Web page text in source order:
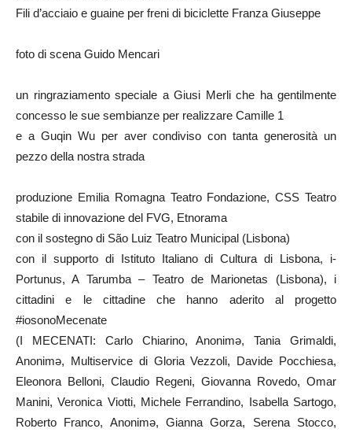
Fili d’acciaio e guaine per freni di biciclette Franza Giuseppe
foto di scena Guido Mencari
un ringraziamento speciale a Giusi Merli che ha gentilmente
concesso le sue sembianze per realizzare Camille 1
e a Guqin Wu per aver condiviso con tanta generosità un
pezzo della nostra strada
produzione Emilia Romagna Teatro Fondazione, CSS Teatro
stabile di innovazione del FVG, Etnorama
con il sostegno di São Luiz Teatro Municipal (Lisbona)
con il supporto di Istituto Italiano di Cultura di Lisbona, i-
Portunus, A Tarumba – Teatro de Marionetas (Lisbona), i
cittadini e le cittadine che hanno aderito al progetto
#iosonoMecenate
(I MECENATI: Carlo Chiarino, Anonimə, Tania Grimaldi,
Anonimə, Multiservice di Gloria Vezzoli, Davide Pocchiesa,
Eleonora Belloni, Claudio Regeni, Giovanna Rovedo, Omar
Manini, Veronica Viotti, Michele Ferrandino, Isabella Sartogo,
Roberto Franco, Anonimə, Gianna Gorza, Serena Stocco,